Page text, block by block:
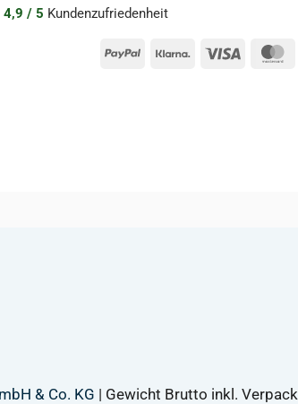
4,9 / 5 Kundenzufriedenheit
PayPal Klarna Visa
& Co. KG | Gewicht Brutto inkl.